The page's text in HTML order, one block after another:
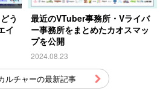
う
イ
最近のVTuber事務所・Vライバ
ー事務所をまとめたカオスマッ
プを公開
2024.08.23
ルチャーの最新記事